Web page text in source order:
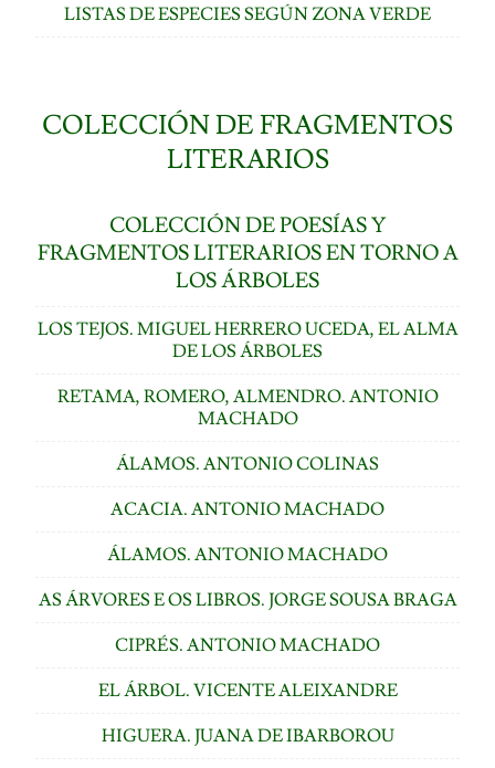
LISTAS DE ESPECIES SEGÚN ZONA VERDE
COLECCIÓN DE FRAGMENTOS
LITERARIOS
COLECCIÓN DE POESÍAS Y
FRAGMENTOS LITERARIOS EN TORNO A
LOS ÁRBOLES
LOS TEJOS. MIGUEL HERRERO UCEDA, EL ALMA
DE LOS ÁRBOLES
RETAMA, ROMERO, ALMENDRO. ANTONIO
MACHADO
ÁLAMOS. ANTONIO COLINAS
ACACIA. ANTONIO MACHADO
ÁLAMOS. ANTONIO MACHADO
AS ÁRVORES E OS LIBROS. JORGE SOUSA BRAGA
CIPRÉS. ANTONIO MACHADO
EL ÁRBOL. VICENTE ALEIXANDRE
HIGUERA. JUANA DE IBARBOROU